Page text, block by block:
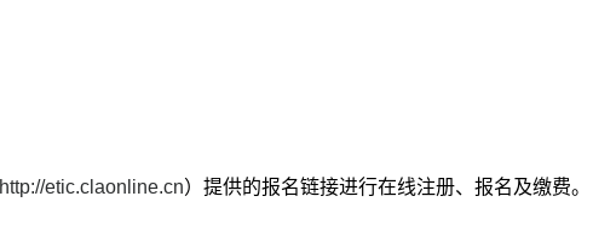
http://etic.claonline.cn）提供的报名链接进行在线注册、报名及缴费。